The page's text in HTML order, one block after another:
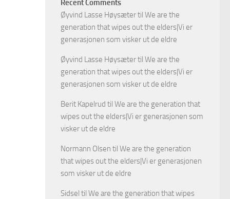
Recent Comments
Øyvind Lasse Høysætertil We are the
generation that wipes out the elders|Vi er
generasjonen som visker ut de eldre
Øyvind Lasse Høysætertil We are the
generation that wipes out the elders|Vi er
generasjonen som visker ut de eldre
Berit Kapelrud til We are the generation that
wipes out the elders|Vi er generasjonen som
visker ut de eldre
Normann Olsen til We are the generation
that wipes out the elders|Vi er generasjonen
som visker ut de eldre
Sidsel til We are the generation that wipes